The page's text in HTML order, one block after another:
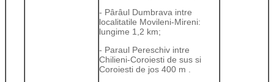
- Pârâul Dumbrava intre
localitatile Movileni-Mireni:
lungime 1,2 km;
- Paraul Pereschiv intre
Chilieni-Coroiesti de sus si
Coroiesti de jos 400 m .